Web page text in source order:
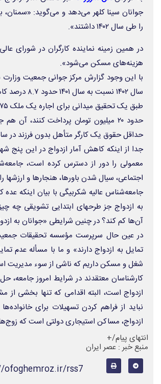
جوانان سینا کلهر می‌دهد و می‌گوید: «سمنان،
را طی سال ۱۴۰۲ داشتند».
هزینه‌های مسکن می‌شود».
با این وجود گزارش مرکز جوانی جمعیت
سال ۱۴۰۲ نسبت به سال ۱۴۰۱ حدود ۸.۷ درصد کاهش در ثبت ازدواج رقم خورده است.
حدود ۲۰ میلیون تومان پرداخت کنند،
حداقل حقوق یک کارگر متأهل بدون فرزند در سال ۱۴۰۳، ۹ میلیون و ۵۲۵ هزار و ۷۰۲ تومان
جدا از اینکه کاهش آمار ازدواج در این پنج
معمولی را دور از دسترس کرده است،
اجتماعی، سیال شدن باورها، هنجار‌ها و
جامعه‌شناس عالیه شکربیگی با بیان اینکه
به ازدواج جز طرح‏های ابتدایی تشویقی چه
آن‌ها کم کند؟ در چنین شرایطی «جوانان به
تمایل به ازدواج دارند» و ما با مسأله عدم
شغل و مسکن داریم که ناشی از سوء مدیریت
کارشناسان معتقدند در شرایط امروز جامعه،
ازدواج است، البته اقدامی که تنها بخشی
نباید از فراهم کردن تسهیلات برای
ازدواج، مساکن استیجاری دولتی است که
انتهای پیام/+
منبع خبر : عصر ایران
ofoghemroz.ir/rss7